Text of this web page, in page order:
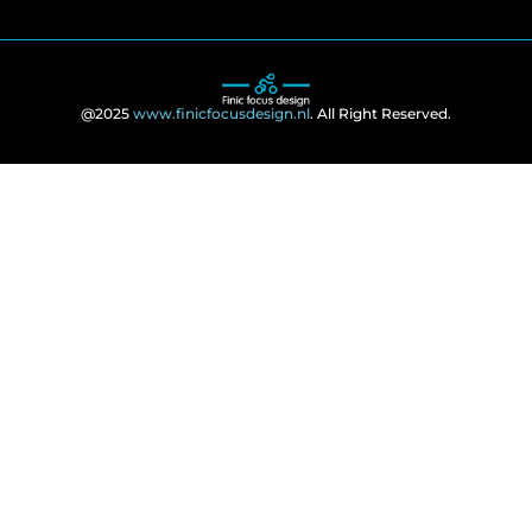
@2025 www.finicfocusdesign.nl. All Right Reserved.